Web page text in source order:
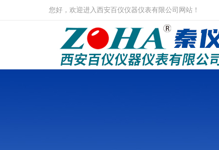
您好，欢迎进入西安百仪仪器仪表有限公司网站！